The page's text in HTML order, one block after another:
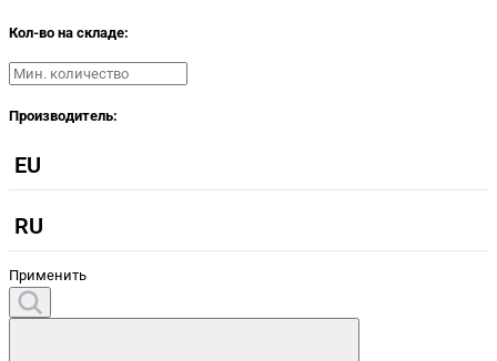
Кол-во на складе:
Производитель:
EU
RU
Применить